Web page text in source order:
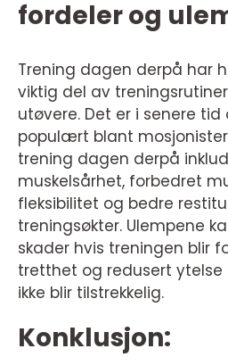
fordeler og
Trening dagen derpå har
viktig del av
utøvere. Det er i senere
populært blant
trening dagen derpå
muskelsårhet, forbedret
fleksibilitet og bedre
treningsøkter. Ulempene
skader hvis treningen blir
tretthet og redusert ytelse
ikke blir tilstrekkelig.
Konklusjon: